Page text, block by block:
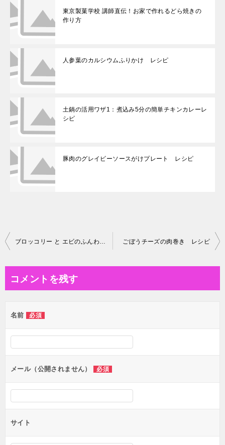
東京製菓学校 講師直伝！お家で作れるどら焼きの
作り方
人参葉のカルシウムふりかけ レシピ
土鍋の活用ワザ1：煮込み5分の簡単チキンカレーレ
シピ
豚肉のグレイビーソースがけプレート レシピ
投
ビ
ー
シ
ン
ブロッコリー と エビのふんわりあんかけ レシピ ごぼうチーズの肉巻き レシピ
コメントを残す
名前 必須
メール（公開されません） 必須
サイト